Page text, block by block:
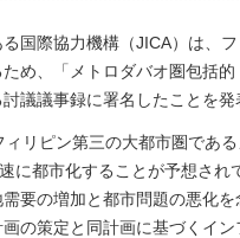
国際協力機構（JICA）は、
め、「メトロダバオ圏包括
議議事録に署名したことを発
リピン第三の大都市圏であ
に都市化することが予想され
要の増加と都市問題の悪化
の策定と同計画に基づくイン